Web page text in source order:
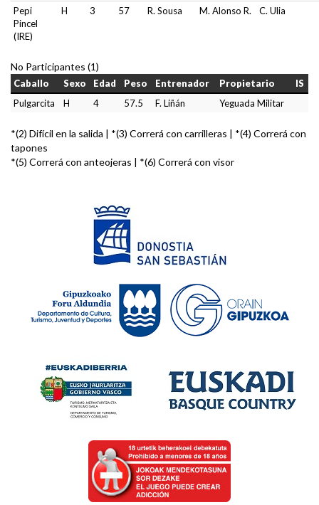
Pepi
Pincel
(IRE)
H 3 57 R. Sousa M. Alonso R. C. Ulia
No Participantes (1)
Caballo Sexo Edad Peso Entrenador Propietario
IS
Pulgarcita
H 4 57.5 F. Liñán Yeguada Militar
*(2) Difícil en la salida | *(3) Correrá con carrilleras | *(4) Correrá con
tapones
*(5) Correrá con anteojeras | *(6) Correrá con visor